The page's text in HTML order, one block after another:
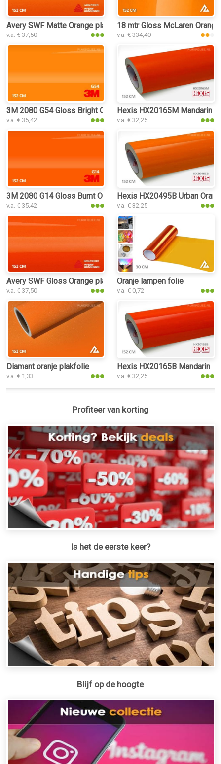
Avery SWF Matte Orange plakfolie
v.a. € 37,50
18 mtr Gloss McLaren
v.a. € 334,40
3M 2080 G54 Gloss Bright Orange plakfolie
v.a. € 35,42
Hexis HX20165M Mandarin
v.a. € 32,25
3M 2080 G14 Gloss Burnt Orange plakfolie
v.a. € 35,42
Hexis HX20495B Urban
v.a. € 32,25
Avery SWF Gloss Orange plakfolie
v.a. € 37,50
Oranje lampen folie
v.a. € 0,72
Diamant oranje plakfolie
v.a. € 1,33
Hexis HX20165B Mandarin
v.a. € 32,25
Profiteer van korting
Is het de eerste keer?
Blijf op de hoogte